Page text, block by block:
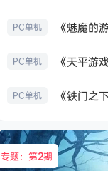
PC单机 《魅魔的
PC单机
PC单机 《铁门
专题：第2期